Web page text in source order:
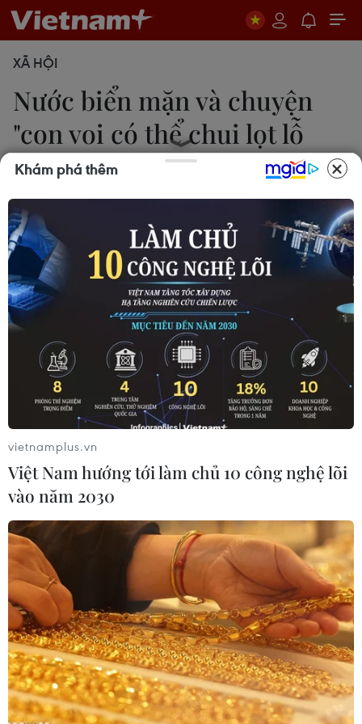
XÃ HỘI
Nước biển mặn và chuyện
"con voi có thể chui lọt lỗ
kim"
Chu Thanh Vân
23/06/2017 07:58
Nhiều tàu vỏ thép của ngư dân Bình Định, Phú Yên,
Quảng Ngãi ra khơi mới 1-2 chuyến biển đã hư
hỏng nghiêm trọng, trong khi công ty đóng tàu đổ
lỗi cho... nước biển.
Tàu vỏ thép BĐ 99179 TS của ông Mai Văn Chương ở Bình Định
bị hư hỏng nặng, phải neo đậu tại cảng Đề Gi cả tháng nay.
(Ảnh: Nguyên Linh/TTXVN)
Hỗ trợ đóng tàu vỏ thép theo Nghị định 67 của
Khám phá thêm
vietnamplus.vn
Việt Nam hướng tới làm chủ 10 công nghệ lõi
vào năm 2030